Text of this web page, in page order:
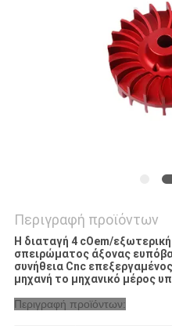
Περιγραφή προϊόντων
Η διαταγή 4 cOem/
σπειρώματος άξονας
συνήθεια Cnc
μηχανή το μηχανικό μέρος
Περιγραφή προϊόντων: